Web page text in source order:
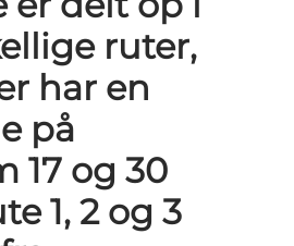
ruter,
har en
på
17 og 30
1, 2 og 3